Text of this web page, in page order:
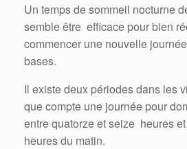
Un temps de sommeil nocturne
semble être efficace pour bien
commencer une nouvelle
bases.
Il existe deux périodes dans les
que compte une journée pour
entre quatorze et seize heures
heures du matin.